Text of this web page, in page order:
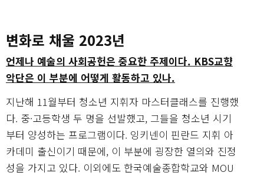
변화로 채울 2023년
언제나 예술의 사회공헌은 중요한 주제이다. KBS교향
악단은 이 부분에 어떻게 활동하고 있나.
지난해 11월부터 청소년 지휘자 마스터클래스를 진행했
다. 중·고등학생 두 명을 선발했고, 그들을 청소년 시기
부터 양성하는 프로그램이다. 잉키넨이 핀란드 지휘 아
카데미 출신이기 때문에, 이 부분에 굉장한 열의와 진정
성을 가지고 있다. 이외에도 한국예술종합학교와 MOU